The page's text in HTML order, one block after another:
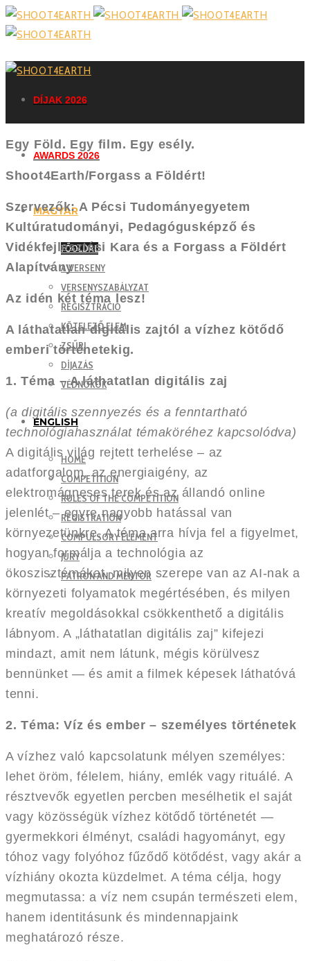
DÍJAK 2026
AWARDS 2026
MAGYAR
FŐOLDAL
A VERSENY
VERSENYSZABÁLYZAT
REGISZTRÁCIÓ
KÖTELEZŐ ELEM
ZSŰRI
DÍJAZÁS
VÉDNÖKÖK
ENGLISH
HOME
COMPETITION
RULES OF THE COMPETITION
REGISTRATION
COMPULSORY ELEMENT
JURY
PATRON AND MENTOR
Egy Föld. Egy film. Egy esély.
Shoot4Earth/Forgass a Földért!
Szervezők: A Pécsi Tudományegyetem
Kultúratudományi, Pedagógusképző és
Vidékfejlesztési Kara és a Forgass a Földért
Alapítvány
Az idén két téma lesz!
A láthatatlan digitális zajtól a vízhez kötődő
emberi történetekig.
1. Téma – A láthatatlan digitális zaj
(a digitális szennyezés és a fenntartható
technológiahasználat témaköréhez kapcsolódva)
A digitális világ rejtett terhelése – az
adatforgalom, az energiaigény, az
elektromágneses terek és az állandó online
jelenlét – egyre nagyobb hatással van
környezetünkre. A téma arra hívja fel a figyelmet,
hogyan formálja a technológia az
ökoszisztémákat, milyen szerepe van az AI-nak a
környezeti folyamatok megértésében, és milyen
kreatív megoldásokkal csökkenthető a digitális
lábnyom. A „láthatatlan digitális zaj” kifejezi
mindazt, amit nem látunk, mégis körülvesz
bennünket — és amit a filmek képesek láthatóvá
tenni.
2. Téma: Víz és ember – személyes történetek
A vízhez való kapcsolatunk mélyen személyes:
lehet öröm, félelem, hiány, emlék vagy rituálé. A
résztvevők egyetlen percben mesélhetik el saját
vagy közösségük vízhez kötődő történetét —
gyermekkori élményt, családi hagyományt, egy
tóhoz vagy folyóhoz fűződő kötődést, vagy akár a
vízhiány okozta küzdelmet. A téma célja, hogy
megmutassa: a víz nem csupán természeti elem,
hanem identitásunk és mindennapjaink
meghatározó része.